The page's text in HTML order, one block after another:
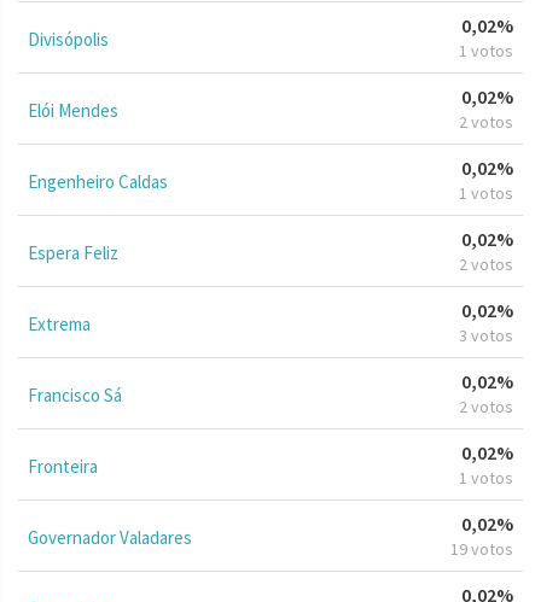
Divisópolis
0,02%
1 votos
Elói Mendes
0,02%
2 votos
Engenheiro Caldas
0,02%
1 votos
Espera Feliz
0,02%
2 votos
Extrema
0,02%
3 votos
Francisco Sá
0,02%
2 votos
Fronteira
0,02%
1 votos
Governador Valadares
0,02%
19 votos
0,02%